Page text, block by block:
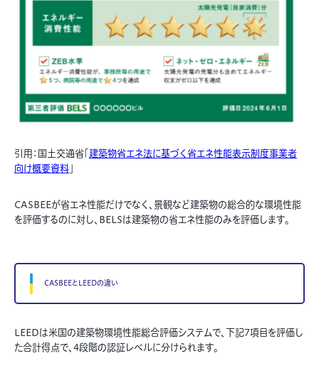
引用：国土交通省「 建築物省エネ法に基づく省エネ性能表示制度事業者
向け概要資料」
CASBEEが省エネ性能だけでなく、景観など建築物の総合的な環境性能
を評価するのに対し、BELSは建築物の省エネ性能のみを評価します。
CASBEEとLEEDの違い
LEEDは米国の建築物環境性能総合評価システムで、下記7項目を評価し
た合計得点で、4段階の認証レベルに分けられます。